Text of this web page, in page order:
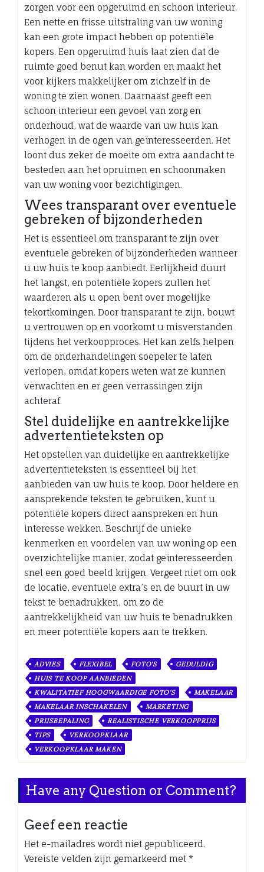
zorgen voor een opgeruimd en schoon interieur.
Een nette en frisse uitstraling van uw woning
kan een grote impact hebben op potentiële
kopers. Een opgeruimd huis laat zien dat de
ruimte goed benut kan worden en maakt het
voor kijkers makkelijker om zichzelf in de
woning te zien wonen. Daarnaast geeft een
schoon interieur een gevoel van zorg en
onderhoud, wat de waarde van uw huis kan
verhogen in de ogen van geïnteresseerden. Het
loont dus zeker de moeite om extra aandacht te
besteden aan het opruimen en schoonmaken
van uw woning voor bezichtigingen.
Wees transparant over eventuele
gebreken of bijzonderheden
Het is essentieel om transparant te zijn over
eventuele gebreken of bijzonderheden wanneer
u uw huis te koop aanbiedt. Eerlijkheid duurt
het langst, en potentiële kopers zullen het
waarderen als u open bent over mogelijke
tekortkomingen. Door transparant te zijn, bouwt
u vertrouwen op en voorkomt u misverstanden
tijdens het verkoopproces. Het kan zelfs helpen
om de onderhandelingen soepeler te laten
verlopen, omdat kopers weten wat ze kunnen
verwachten en er geen verrassingen zijn
achteraf.
Stel duidelijke en aantrekkelijke
advertentieteksten op
Het opstellen van duidelijke en aantrekkelijke
advertentieteksten is essentieel bij het
aanbieden van uw huis te koop. Door heldere en
aansprekende teksten te gebruiken, kunt u
potentiële kopers direct aanspreken en hun
interesse wekken. Beschrijf de unieke
kenmerken en voordelen van uw woning op een
overzichtelijke manier, zodat geïnteresseerden
snel een goed beeld krijgen. Vergeet niet om ook
de locatie, eventuele extra’s en de buurt in uw
tekst te benadrukken, om zo de
aantrekkelijkheid van uw huis te benadrukken
en meer potentiële kopers aan te trekken.
ADVIES FLEXIBEL FOTO'S
GEDULDIG
HUIS TE KOOP AANBIEDEN
KWALITATIEF HOOGWAARDIGE FOTO'S
MAKELAAR
MAKELAAR INSCHAKELEN
MARKETING
PRIJSBEPALING
REALISTISCHE VERKOOPPRIJS
TIPS
VERKOOPKLAAR
VERKOOPKLAAR MAKEN
Have any Question or Comment?
Geef een reactie
Het e-mailadres wordt niet gepubliceerd.
Vereiste velden zijn gemarkeerd met *